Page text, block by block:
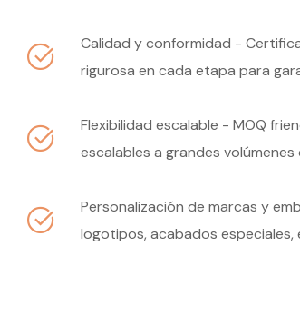
Calidad y conformidad -
rigurosa en cada etapa para
Flexibilidad escalable - MOQ
escalables a grandes
Personalización de marcas y
logotipos, acabados especiales,